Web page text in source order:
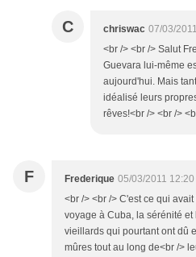
C chriswac 07/03/
<br /> <br /> Salut
Guevara lui-même
aujourd'hui. Mais
idéalisé leurs
rêves!<br /> <br />
F Frederique 05/03/2011 12:20
<br /> <br /> C'est ce qui
voyage à Cuba, la sérénité
vieillards qui pourtant ont dû
mûres tout au long de<br />